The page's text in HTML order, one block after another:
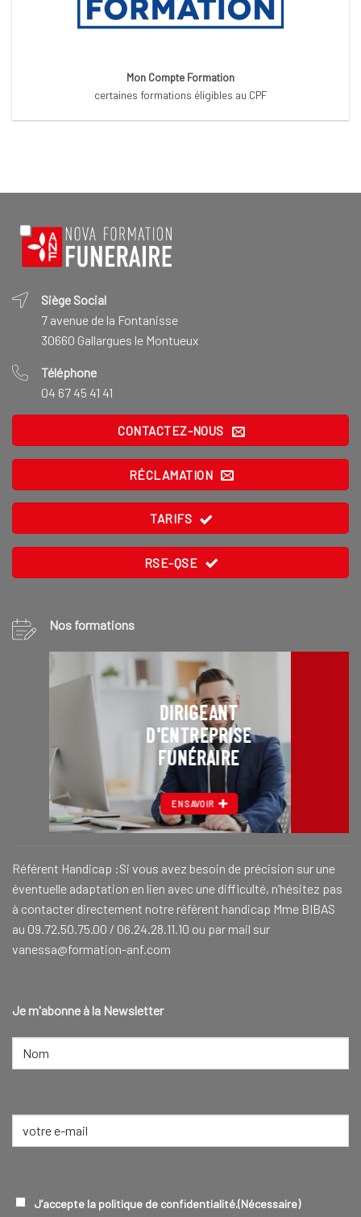
Mon Compte Formation
certaines formations éligibles au CPF
Siège Social
7 avenue de la Fontanisse
30660 Gallargues le Montueux
Téléphone
04 67 45 41 41
CONTACTEZ-NOUS
RÉCLAMATION
TARIFS
RSE-QSE
Nos formations
DIRIGEANT
D'ENTREPRISE
FUNÉRAIRE
EN SAVOIR
Référent Handicap :Si vous avez besoin de précision sur une
éventuelle adaptation en lien avec une difficulté, n’hésitez pas
à contacter directement notre référent handicap Mme BIBAS
au 09.72.50.75.00 / 06.24.28.11.10 ou par mail sur
vanessa@formation-anf.com
Je m'abonne à la Newsletter
NOM
RGPD(NÉCESSAIRE)
J’accepte la politique de confidentialité.(Nécessaire)